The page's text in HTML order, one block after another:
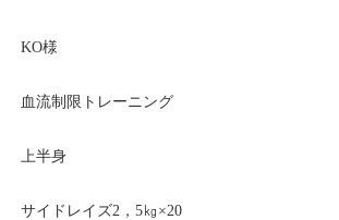
KO様
血流制限トレーニング
上半身
サイドレイズ2，5㎏×20